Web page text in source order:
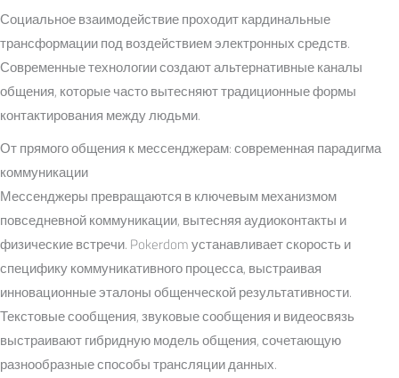
Социальное взаимодействие проходит кардинальные
трансформации под воздействием электронных средств.
Современные технологии создают альтернативные каналы
общения, которые часто вытесняют традиционные формы
контактирования между людьми.
От прямого общения к мессенджерам: современная парадигма
коммуникации
Мессенджеры превращаются в ключевым механизмом
повседневной коммуникации, вытесняя аудиоконтакты и
физические встречи. Pokerdom устанавливает скорость и
специфику коммуникативного процесса, выстраивая
инновационные эталоны общенческой результативности.
Текстовые сообщения, звуковые сообщения и видеосвязь
выстраивают гибридную модель общения, сочетающую
разнообразные способы трансляции данных.